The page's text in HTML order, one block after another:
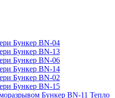
Бункер BN-04
Бункер BN-13
Бункер BN-06
Бункер BN-14
Бункер BN-02
Бункер BN-15
Бункер BN-11 Тепло